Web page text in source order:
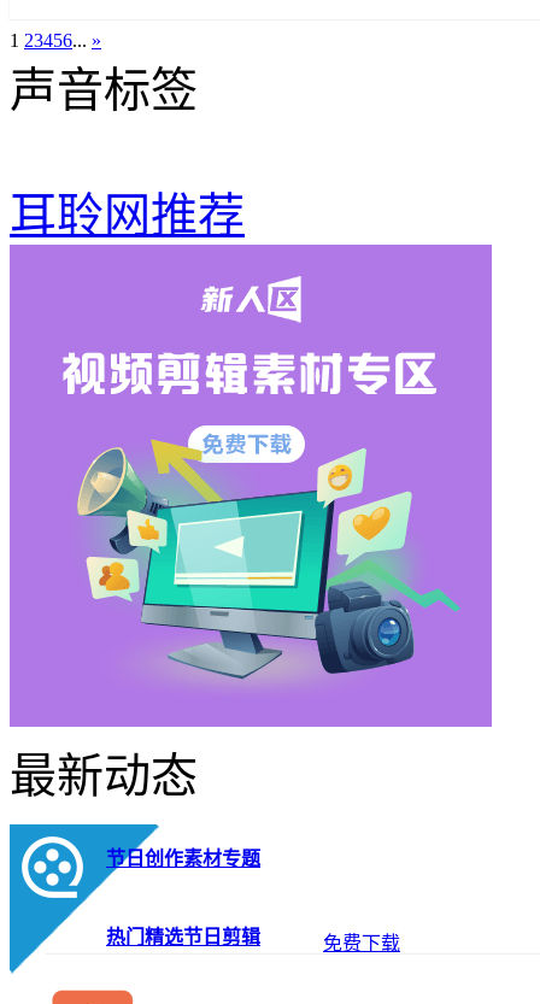
1 23456... »
声音标签
耳聆网推荐
最新动态
节日创作素材专题
热门精选节日剪辑 免费下载